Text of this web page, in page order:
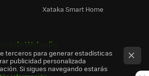
Xataka Smart Home
de Webedia
terceros para generar estadísticas
publicidad personalizada
Si sigues navegando estarás